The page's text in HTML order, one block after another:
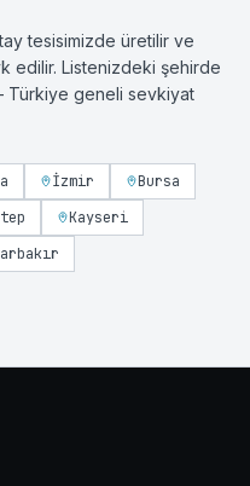
tesisimizde üretilir ve
edilir. Listenizdeki şehirde
geneli sevkiyat
İzmir
Bursa
Kayseri